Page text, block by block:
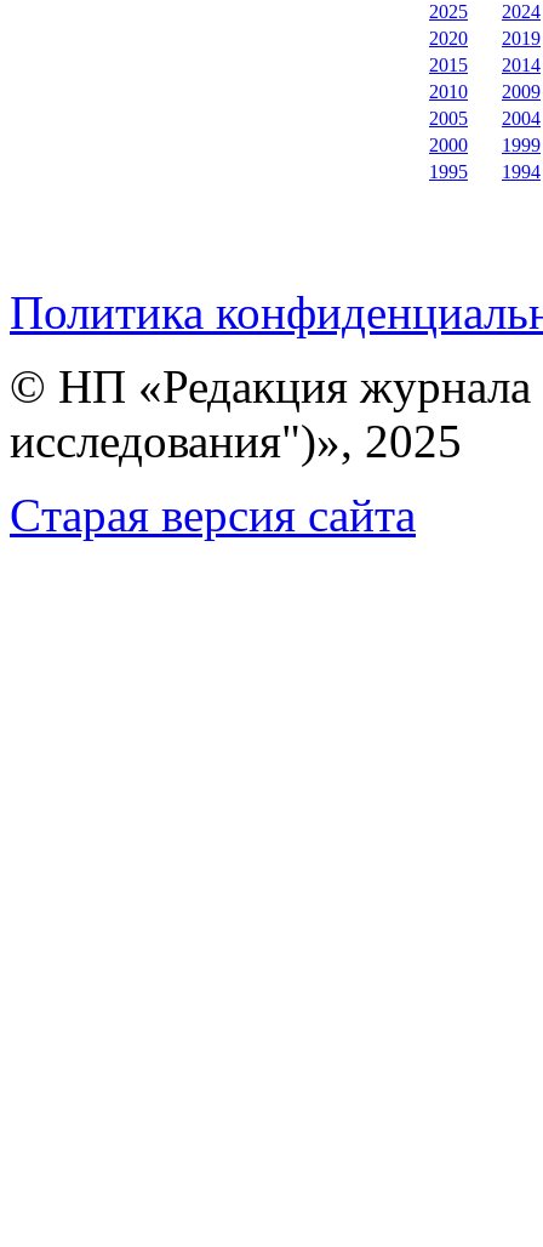
2025
2024
2020
2019
2015
2014
2010
2009
2005
2004
2000
1999
1995
1994
Политика
© НП «Редакция
исследования")», 2025
Cтарая версия сайта